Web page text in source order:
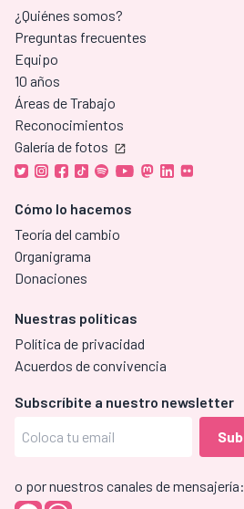
¿Quiénes somos?
Preguntas frecuentes
Equipo
10 años
Áreas de Trabajo
Reconocimientos
Galería de fotos
Cómo lo hacemos
Teoría del cambio
Organigrama
Donaciones
Nuestras políticas
Política de privacidad
Acuerdos de convivencia
Subscríbite a nuestro newsletter
o por nuestros canales de mensajería: